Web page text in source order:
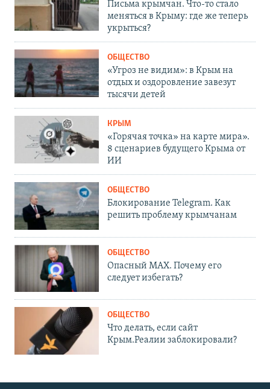
Письма крымчан. Что-то стало
меняться в Крыму: где же теперь
укрыться?
ОБЩЕСТВО
«Угроз не видим»: в Крым на
отдых и оздоровление завезут
тысячи детей
КРЫМ
«Горячая точка» на карте мира».
8 сценариев будущего Крыма от
ИИ
ОБЩЕСТВО
Блокирование Telegram. Как
решить проблему крымчанам
ОБЩЕСТВО
Опасный MAX. Почему его
следует избегать?
ОБЩЕСТВО
Что делать, если сайт
Крым.Реалии заблокировали?